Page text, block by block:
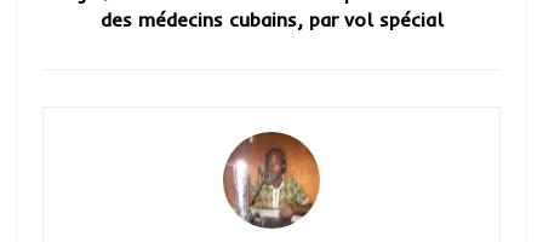
des médecins cubains, par vol spécial